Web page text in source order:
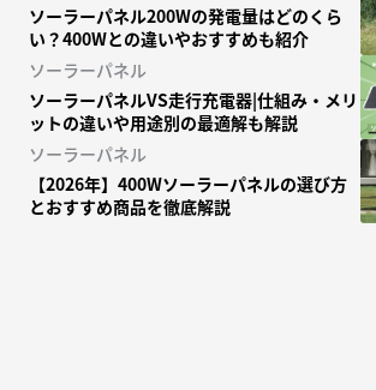
ソーラーパネル200Wの発電量はどのくら
い？400Wとの違いやおすすめも紹介
ソーラーパネル
ソーラーパネルVS走行充電器|仕組み・メリ
ットの違いや用途別の最適解も解説
ソーラーパネル
【2026年】400Wソーラーパネルの選び方
とおすすめ商品を徹底解説